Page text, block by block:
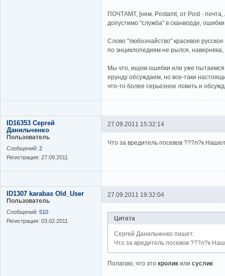
ПОЧТАМТ, [нем. Postamt, от Post - почта,
допустимо "служба" в сканворде, ошибки
Слово "любознайство" красивое
по энциклопедиям не рылся, наверняка,
Мы что, ищем ошибки или уже пытаемся
ерунду обсуждаем, но все-таки
что-то более серьезное ловить и
ID16353 Сергей
Данильченко
Пользователь
Сообщений: 2
Регистрация: 27.09.2011
27.09.2011 15:32:14
Что за вредитель посевов ???л?к
ID1307 karabas Old_User
Пользователь
Сообщений: 510
Регистрация: 03.02.2011
27.09.2011 19:32:04
Цитата
Сергей Данильченко пишет:
Что за вредитель посевов ???л?к
Полагаю, что это кролик или суслик